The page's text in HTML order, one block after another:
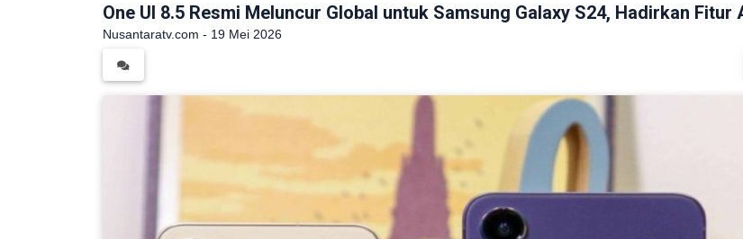
One UI 8.5 Resmi Meluncur Global untuk Samsung Galaxy S24, Hadirkan
Nusantaratv.com - 19 Mei 2026